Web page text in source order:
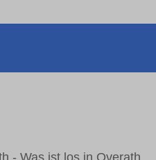
- Was ist los in Overath